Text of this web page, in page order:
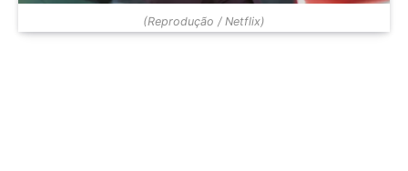
(Reprodução / Netflix)